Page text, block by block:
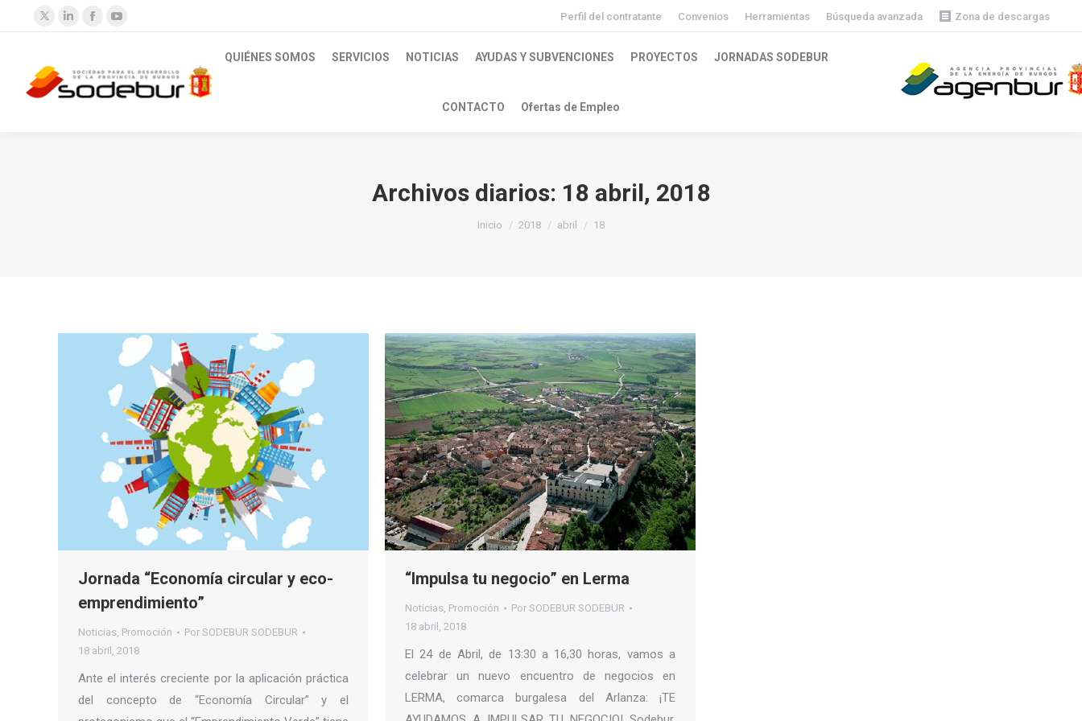
LinkedinFacebook
Perfil del contratante Convenios Herramientas Búsqueda avanzada
Descargas privadas
Zona de descargas
QUIÉNES SOMOS SERVICIOS NOTICIAS AYUDAS Y SUBVENCIONES PROYECTOS JORNADAS SODEBUR
CONTACTO Ofertas de Empleo
Archivos diarios: 18 abril, 2018
Inicio 2018 abril 18
Jornada “Economía circular y eco-
emprendimiento”
Noticias, Promoción Por SODEBUR SODEBUR
18 abril, 2018
Ante el interés creciente por la aplicación práctica
del concepto de “Economía Circular” y el
“Impulsa tu negocio” en Lerma
Noticias, Promoción Por SODEBUR SODEBUR
18 abril, 2018
El 24 de Abril, de 13:30 a 16,30 horas, vamos a
celebrar un nuevo encuentro de negocios en
LERMA, comarca burgalesa del Arlanza: ¡TE